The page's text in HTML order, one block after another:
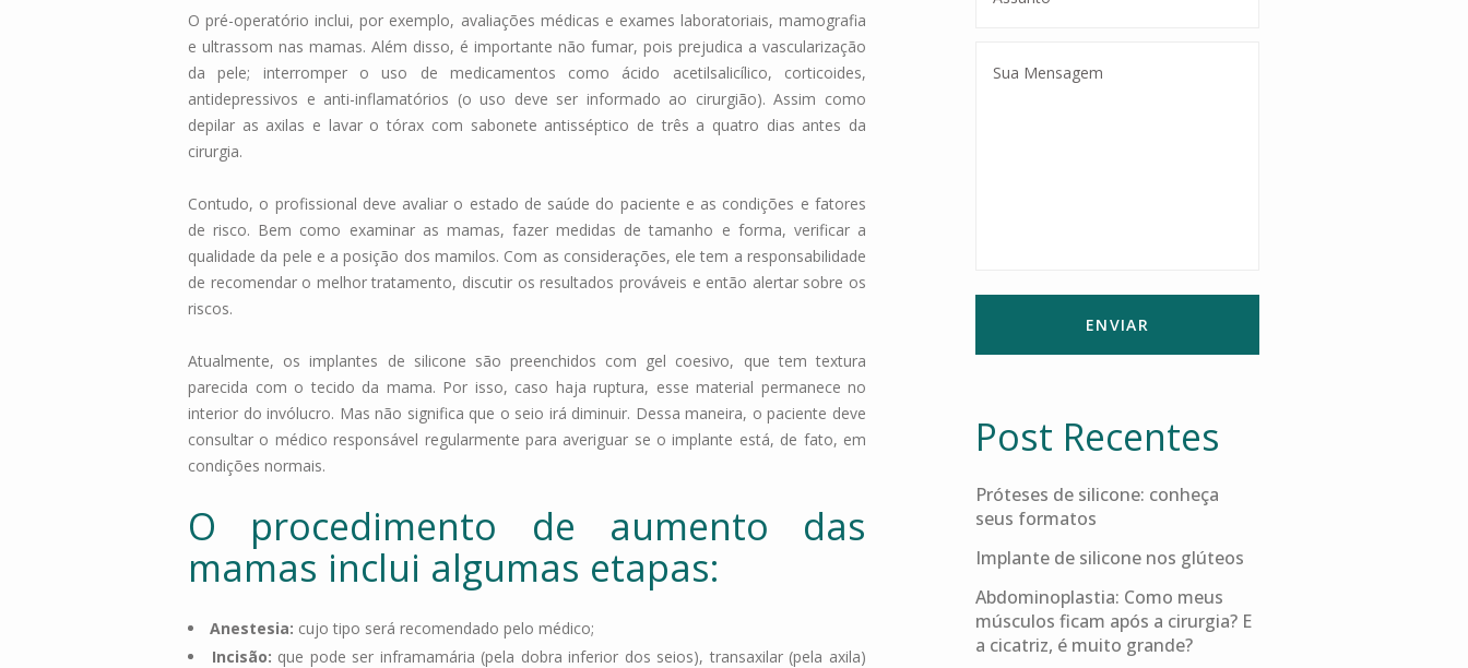
O pré-operatório inclui, por exemplo, avaliações médicas e exames laboratoriais, mamografia
e ultrassom nas mamas. Além disso, é importante não fumar, pois prejudica a vascularização
da pele; interromper o uso de medicamentos como ácido acetilsalicílico, corticoides,
antidepressivos e anti-inflamatórios (o uso deve ser informado ao cirurgião). Assim como
depilar as axilas e lavar o tórax com sabonete antisséptico de três a quatro dias antes da
cirurgia.
Contudo, o profissional deve avaliar o estado de saúde do paciente e as condições e fatores
de risco. Bem como examinar as mamas, fazer medidas de tamanho e forma, verificar a
qualidade da pele e a posição dos mamilos. Com as considerações, ele tem a responsabilidade
de recomendar o melhor tratamento, discutir os resultados prováveis e então alertar sobre os
riscos.
Atualmente, os implantes de silicone são preenchidos com gel coesivo, que tem textura
parecida com o tecido da mama. Por isso, caso haja ruptura, esse material permanece no
interior do invólucro. Mas não significa que o seio irá diminuir. Dessa maneira, o paciente deve
consultar o médico responsável regularmente para averiguar se o implante está, de fato, em
condições normais.
O procedimento de aumento das
mamas inclui algumas etapas:
Anestesia: cujo tipo será recomendado pelo médico;
Incisão: que pode ser inframamária (pela dobra inferior dos seios), transaxilar (pela axila)
Post Recentes
Próteses de silicone: conheça
seus formatos
Implante de silicone nos glúteos
Abdominoplastia: Como meus
músculos ficam após a cirurgia? E
a cicatriz, é muito grande?